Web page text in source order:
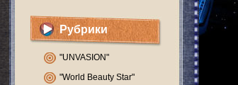
Рубрики
"UNVASION"
"World Beauty Star"